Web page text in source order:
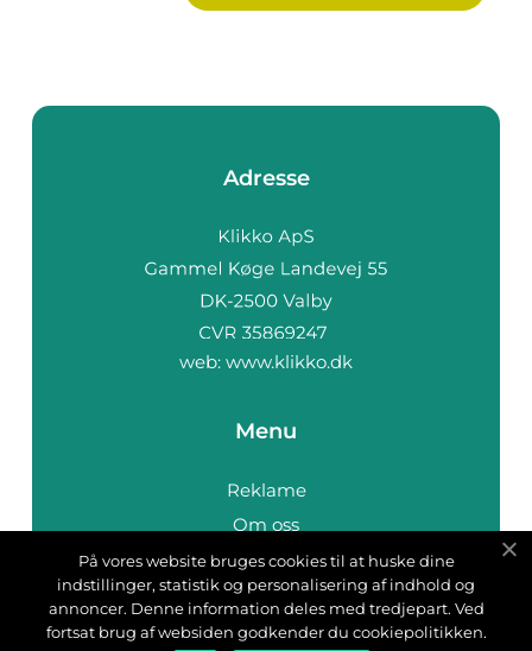
Adresse
web: www.klikko.dk
Menu
Reklame
Om oss
Cookies
Kontakt Oss
Sitemap
På vores website bruges cookies til at huske dine
indstillinger, statistik og personalisering af indhold og
annoncer. Denne information deles med tredjepart. Ved
fortsat brug af websiden godkender du cookiepolitikken.